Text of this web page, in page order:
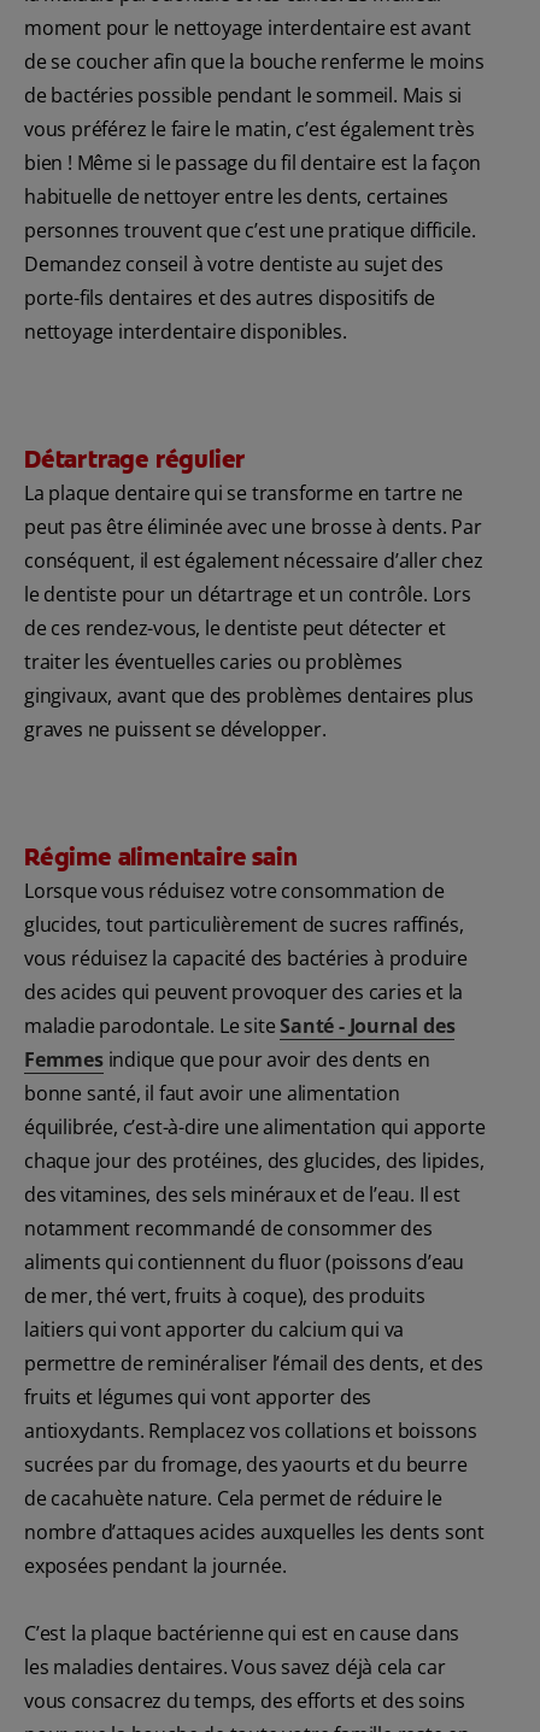
moment pour le nettoyage interdentaire est avant
de se coucher afin que la bouche renferme le moins
de bactéries possible pendant le sommeil. Mais si
vous préférez le faire le matin, c’est également très
bien ! Même si le passage du fil dentaire est la façon
habituelle de nettoyer entre les dents, certaines
personnes trouvent que c’est une pratique difficile.
Demandez conseil à votre dentiste au sujet des
porte-fils dentaires et des autres dispositifs de
nettoyage interdentaire disponibles.
Détartrage régulier
La plaque dentaire qui se transforme en tartre ne
peut pas être éliminée avec une brosse à dents. Par
conséquent, il est également nécessaire d’aller chez
le dentiste pour un détartrage et un contrôle. Lors
de ces rendez-vous, le dentiste peut détecter et
traiter les éventuelles caries ou problèmes
gingivaux, avant que des problèmes dentaires plus
graves ne puissent se développer.
Régime alimentaire sain
Lorsque vous réduisez votre consommation de
glucides, tout particulièrement de sucres raffinés,
vous réduisez la capacité des bactéries à produire
des acides qui peuvent provoquer des caries et la
maladie parodontale. Le siteSanté - Journal des
Femmesindique que pour avoir des dents en
bonne santé, il faut avoir une alimentation
équilibrée, c’est-à-dire une alimentation qui apporte
chaque jour des protéines, des glucides, des lipides,
des vitamines, des sels minéraux et de l’eau. Il est
notamment recommandé de consommer des
aliments qui contiennent du fluor (poissons d’eau
de mer, thé vert, fruits à coque), des produits
laitiers qui vont apporter du calcium qui va
permettre de reminéraliser l’émail des dents, et des
fruits et légumes qui vont apporter des
antioxydants. Remplacez vos collations et boissons
sucrées par du fromage, des yaourts et du beurre
de cacahuète nature. Cela permet de réduire le
nombre d’attaques acides auxquelles les dents sont
exposées pendant la journée.
C’est la plaque bactérienne qui est en cause dans
les maladies dentaires. Vous savez déjà cela car
vous consacrez du temps, des efforts et des soins